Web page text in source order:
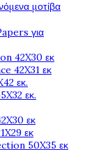
μοτίβα
για
42X30 εκ
42X31 εκ
εκ.
εκ.
εκ
εκ
50X35 εκ